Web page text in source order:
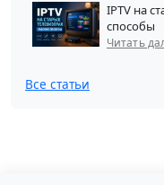
IPTV на
способы
Читать
Все статьи